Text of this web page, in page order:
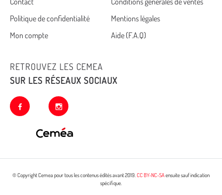
Cemea
footer
Politique de confidentialité
Mentions légales
Mon compte
Aide (F.A.Q)
RETROUVEZ LES CEMEA
SUR LES RÉSEAUX SOCIAUX
facebook instagram
© Copyright Cemea pour tous les contenus édités avant 2019.CC BY-NC-SAensuite sauf indication
spécifique.